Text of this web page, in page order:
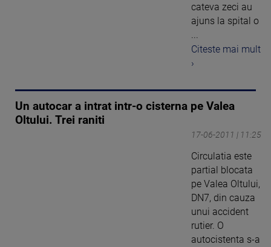
cateva zeci au
ajuns la spital o
Citeste mai mult
›
Un autocar a intrat intr-o cisterna pe Valea
Oltului. Trei raniti
17-06-2011 | 11:25
Circulatia este
partial blocata
pe Valea Oltului,
DN7, din cauza
unui accident
rutier. O
autocistenta s-a